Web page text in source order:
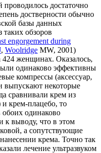
проводилось достаточно
достверности обычно
базы данных
таких обзоров
engorgement during
, Woolridge MW, 2001)
424 женщинах. Оказалось,
одинаково эффективны
компрессы (аксессуар,
выпускают некоторые
сравнивали крем из
и крем-плацебо, то
обоих одинаково
выводу, что в этом
а сопутствующие
крема. Точно так
лечение ультразвуком